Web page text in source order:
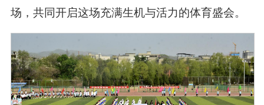
场，共同开启这场充满生机与活力的体育盛会。